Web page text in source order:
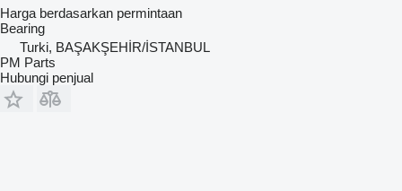
Harga berdasarkan permintaan
Bearing
Turki, BAŞAKŞEHİR/İSTANBUL
PM Parts
Hubungi penjual